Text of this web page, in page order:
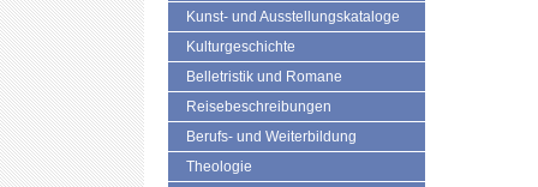
Kunst- und Ausstellungskataloge
Kulturgeschichte
Belletristik und Romane
Reisebeschreibungen
Berufs- und Weiterbildung
Theologie